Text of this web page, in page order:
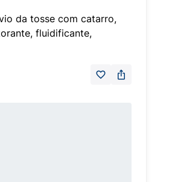
da tosse com catarro,
fluidificante,